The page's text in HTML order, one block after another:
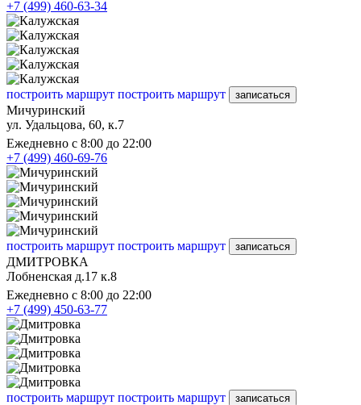
+7 (499) 460-63-34
построить маршрут построить маршрут записаться
Мичуринский
ул. Удальцова, 60, к.7
Ежедневно с 8:00 до 22:00
+7 (499) 460-69-76
построить маршрут построить маршрут записаться
ДМИТРОВКА
Лобненская д.17 к.8
Ежедневно с 8:00 до 22:00
+7 (499) 450-63-77
построить маршрут построить маршрут записаться